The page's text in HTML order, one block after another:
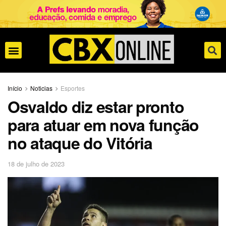
Início Noticias Esportes
Osvaldo diz estar pronto
para atuar em nova função
no ataque do Vitória
18 de julho de 2023